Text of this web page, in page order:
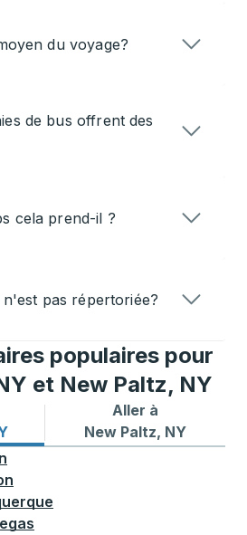
du voyage?
de bus offrent des
cela prend-il ?
n'est pas répertoriée?
populaires pour
et New Paltz, NY
Ridgewood, NY
Aller à
New Paltz, NY
Itinéraires de bus vers